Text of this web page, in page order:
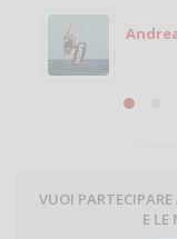
Michele
VUOI
E